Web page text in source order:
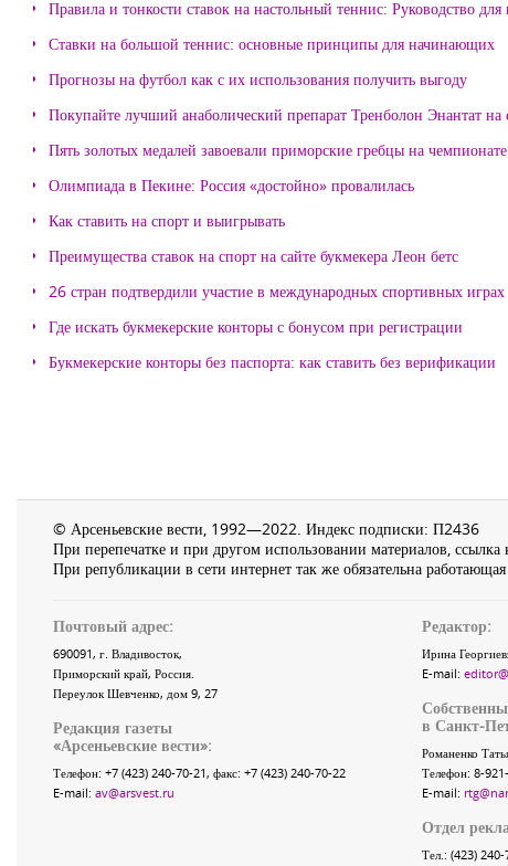
Правила и тонкости ставок на настольный теннис: Руководство для
Ставки на большой теннис: основные принципы для начинающих
Прогнозы на футбол как с их использования получить выгоду
Покупайте лучший анаболический препарат Тренболон Энантат
Пять золотых медалей завоевали приморские гребцы на
Олимпиада в Пекине: Россия «достойно» провалилась
Как ставить на спорт и выигрывать
Преимущества ставок на спорт на сайте букмекера Леон бетс
26 стран подтвердили участие в международных спортивных
Где искать букмекерские конторы с бонусом при регистрации
Букмекерские конторы без паспорта: как ставить без верификации
© Арсеньевские вести, 1992—2022. Индекс подписки: П2436
При перепечатке и при другом использовании материалов, ссылка
При републикации в сети интернет так же обязательна
Почтовый адрес:
690091, г. Владивосток,
Приморский край, Россия.
Переулок Шевченко, дом 9, 27
Редакция газеты
«Арсеньевские вести»:
Телефон: +7 (423) 240-70-21, факс: +7 (423) 240-70-22
E-mail: av@arsvest.ru
Редактор:
Ирина
E-mail:
в Санкт-
Романенко
Телефон: 8-
E-mail:
Отдел
Тел.: (423)